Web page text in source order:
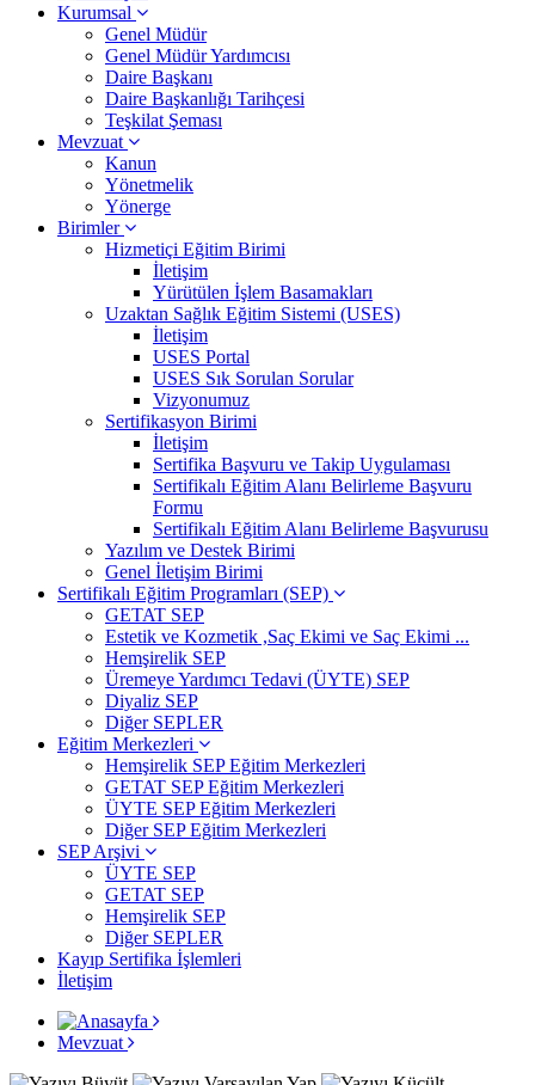
Kurumsal
Genel Müdür
Genel Müdür Yardımcısı
Daire Başkanı
Daire Başkanlığı Tarihçesi
Teşkilat Şeması
Mevzuat
Kanun
Yönetmelik
Yönerge
Birimler
Hizmetiçi Eğitim Birimi
İletişim
Yürütülen İşlem Basamakları
Uzaktan Sağlık Eğitim Sistemi (USES)
İletişim
USES Portal
USES Sık Sorulan Sorular
Vizyonumuz
Sertifikasyon Birimi
İletişim
Sertifika Başvuru ve Takip Uygulaması
Sertifikalı Eğitim Alanı Belirleme Başvuru
Formu
Sertifikalı Eğitim Alanı Belirleme Başvurusu
Yazılım ve Destek Birimi
Genel İletişim Birimi
Sertifikalı Eğitim Programları (SEP)
GETAT SEP
Estetik ve Kozmetik ,Saç Ekimi ve Saç Ekimi ...
Hemşirelik SEP
Üremeye Yardımcı Tedavi (ÜYTE) SEP
Diyaliz SEP
Diğer SEPLER
Eğitim Merkezleri
Hemşirelik SEP Eğitim Merkezleri
GETAT SEP Eğitim Merkezleri
ÜYTE SEP Eğitim Merkezleri
Diğer SEP Eğitim Merkezleri
SEP Arşivi
ÜYTE SEP
GETAT SEP
Hemşirelik SEP
Diğer SEPLER
Kayıp Sertifika İşlemleri
İletişim
Mevzuat